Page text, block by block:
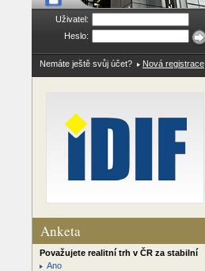
Uživatel:
Heslo:
Nemáte ještě svůj účet? Nová registrace
Anketa
Považujete realitní trh v ČR za stabilní
Ano